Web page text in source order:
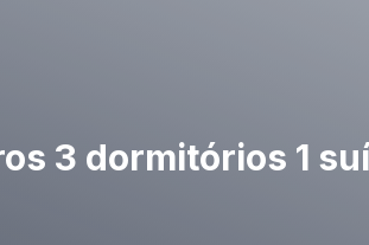
3 dormitórios 1